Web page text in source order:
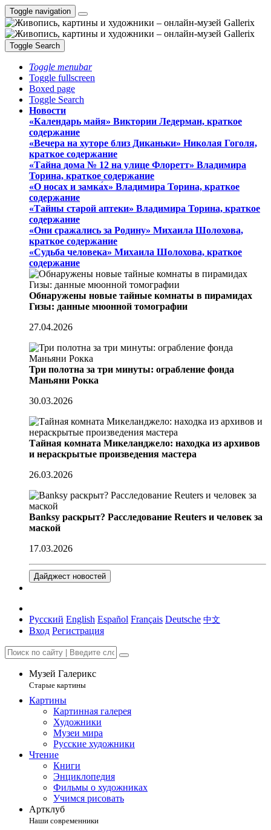
Toggle navigation
Toggle Search
Toggle menubar
Toggle fullscreen
Boxed page
Toggle Search
Новости
«Календарь майя» Виктории Ледерман, краткое
содержание
«Вечера на хуторе близ Диканьки» Николая Гоголя,
краткое содержание
«Тайна дома № 12 на улице Флоретт» Владимира
Торина, краткое содержание
«О носах и замка́х» Владимира Торина, краткое
содержание
«Тайны старой аптеки» Владимира Торина, краткое
содержание
«Они сражались за Родину» Михаила Шолохова,
краткое содержание
«Судьба человека» Михаила Шолохова, краткое
содержание
Обнаружены новые тайные комнаты в пирамидах
Гизы: данные мюонной томографии
27.04.2026
Три полотна за три минуты: ограбление фонда
Маньяни Рокка
30.03.2026
Тайная комната Микеланджело: находка из архивов
и нераскрытые произведения мастера
26.03.2026
Banksy раскрыт? Расследование Reuters и человек за
маской
17.03.2026
Дайджест новостей
Русский English Español Français Deutsche 中文
Вход Регистрация
Музей Галерикс
Старые картины
Картины
Картинная галерея
Художники
Музеи мира
Русские художники
Чтение
Книги
Энциклопедия
Фильмы о художниках
Учимся рисовать
Артклуб
Наши современники